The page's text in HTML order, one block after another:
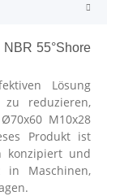
55°Shore
Lösung
reduzieren,
M10x28
Produkt ist
konzipiert und
Maschinen,